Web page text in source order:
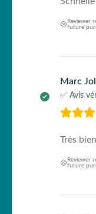
Reviewer
future
Marc
✅ Avis
Très
Reviewer
future